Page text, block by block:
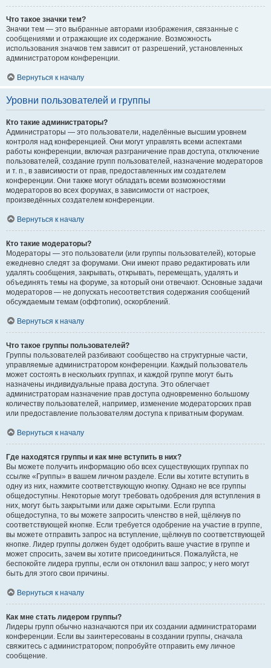
Что такое значки тем?
Значки тем — это выбранные авторами изображения, связанные с
сообщениями и отражающие их содержание. Возможность
использования значков тем зависит от разрешений, установленных
администратором конференции.
Вернуться к началу
Уровни пользователей и группы
Кто такие администраторы?
Администраторы — это пользователи, наделённые высшим уровнем
контроля над конференцией. Они могут управлять всеми аспектами
работы конференции, включая разграничение прав доступа, отключение
пользователей, создание групп пользователей, назначение модераторов
и т. п., в зависимости от прав, предоставленных им создателем
конференции. Они также могут обладать всеми возможностями
модераторов во всех форумах, в зависимости от настроек,
произведённых создателем конференции.
Вернуться к началу
Кто такие модераторы?
Модераторы — это пользователи (или группы пользователей), которые
ежедневно следят за форумами. Они имеют право редактировать или
удалять сообщения, закрывать, открывать, перемещать, удалять и
объединять темы на форуме, за который они отвечают. Основные задачи
модераторов — не допускать несоответствия содержания сообщений
обсуждаемым темам (оффтопик), оскорблений.
Вернуться к началу
Что такое группы пользователей?
Группы пользователей разбивают сообщество на структурные части,
управляемые администратором конференции. Каждый пользователь
может состоять в нескольких группах, и каждой группе могут быть
назначены индивидуальные права доступа. Это облегчает
администраторам назначение прав доступа одновременно большому
количеству пользователей, например, изменение модераторских прав
или предоставление пользователям доступа к приватным форумам.
Вернуться к началу
Где находятся группы и как мне вступить в них?
Вы можете получить информацию обо всех существующих группах по
ссылке «Группы» в вашем личном разделе. Если вы хотите вступить в
одну из них, нажмите соответствующую кнопку. Однако не все группы
общедоступны. Некоторые могут требовать одобрения для вступления в
них, могут быть закрытыми или даже скрытыми. Если группа
общедоступна, то вы можете запросить членство в ней, щёлкнув по
соответствующей кнопке. Если требуется одобрение на участие в группе,
вы можете отправить запрос на вступление, щёлкнув по соответствующей
кнопке. Лидер группы должен будет одобрить ваше участие в группе и
может спросить, зачем вы хотите присоединиться. Пожалуйста, не
беспокойте лидера группы, если он отклонил ваш запрос; у него могут
быть для этого свои причины.
Вернуться к началу
Как мне стать лидером группы?
Лидеры групп обычно назначаются при их создании администраторами
конференции. Если вы заинтересованы в создании группы, сначала
свяжитесь с администратором; попробуйте отправить ему личное
сообщение.